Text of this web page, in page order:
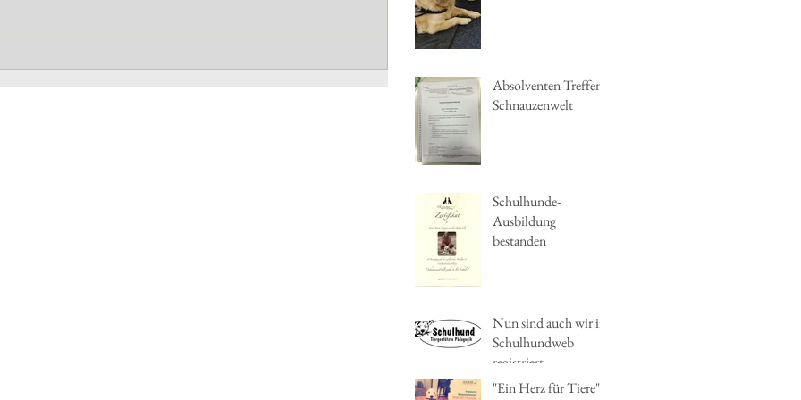
Absolventen-Treffen
Schnauzenwelt
Schulhunde-
Ausbildung
bestanden
Nun sind auch wir im
Schulhundweb
registriert
"Ein Herz für Tiere"